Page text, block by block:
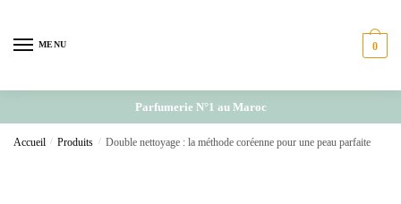
navigation
content
MENU 0
Parfumerie N°1 au Maroc
Accueil / Produits / Double nettoyage : la méthode coréenne pour une peau parfaite